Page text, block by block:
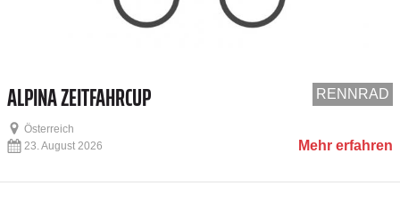
RENNRAD
ALPINA ZEITFAHRCUP
Österreich
Mehr erfahren
23. August 2026